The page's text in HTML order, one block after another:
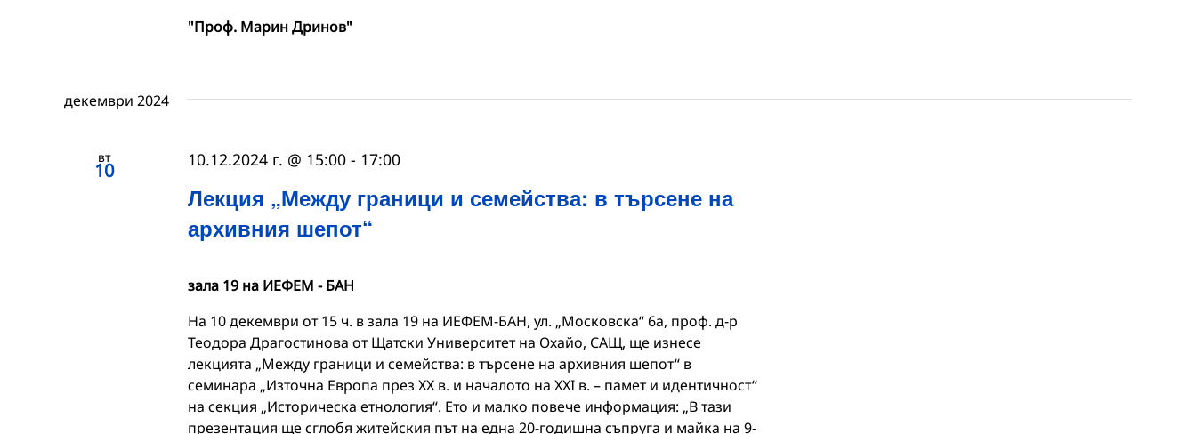
"Проф. Марин Дринов"
декември 2024
вт
10
Лекция „Между граници и семейства: в търсене на
архивния шепот“
10.12.2024 г. @ 15:00- 17:00
зала 19 на ИЕФЕМ - БАН
На 10 декември от 15 ч. в зала 19 на ИЕФЕМ-БАН, ул. „Московска“ 6а, проф. д-р
Теодора Драгостинова от Щатски Университет на Охайо, САЩ, ще изнесе
лекцията „Между граници и семейства: в търсене на архивния шепот“ в
семинара „Източна Европа през ХХ в. и началото на ХХI в. – памет и идентичност“
на секция „Историческа етнология“. Ето и малко повече информация: „В тази
презентация ще сглобя житейския път на една 20-годишна съпруга и майка на 9-